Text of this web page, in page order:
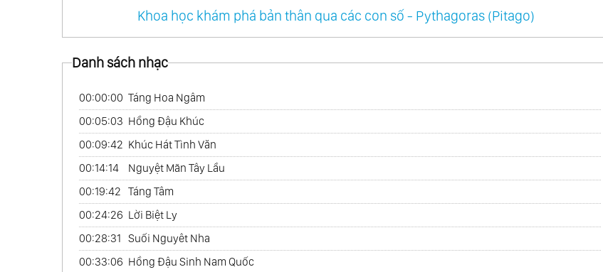
Khoa học khám phá bản thân qua các con số - Pythagoras (Pitago)
Danh sách nhạc
00:00:00 Táng Hoa Ngâm
00:05:03 Hồng Đậu Khúc
00:09:42 Khúc Hát Tình Văn
00:14:14
Nguyệt Mãn Tây Lầu
00:19:42 Táng Tâm
00:24:26 Lời Biệt Ly
00:28:31 Suối Nguyêt Nha
00:33:06 Hồng Đậu Sinh Nam Quốc